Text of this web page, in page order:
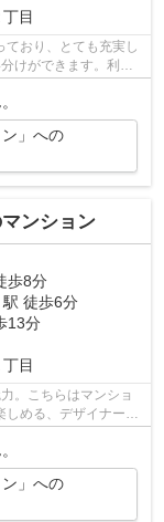
丁目
おり、とても充実し
けができます。利便
ン」への
ンション
歩8分
駅 徒歩6分
13分
丁目
。こちらはマンショ
しめる、デザイナーズ
ン」への